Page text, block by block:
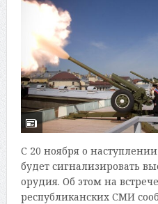
С 20 ноября о
будет сигнализировать
орудия. Об этом на
республиканских СМИ